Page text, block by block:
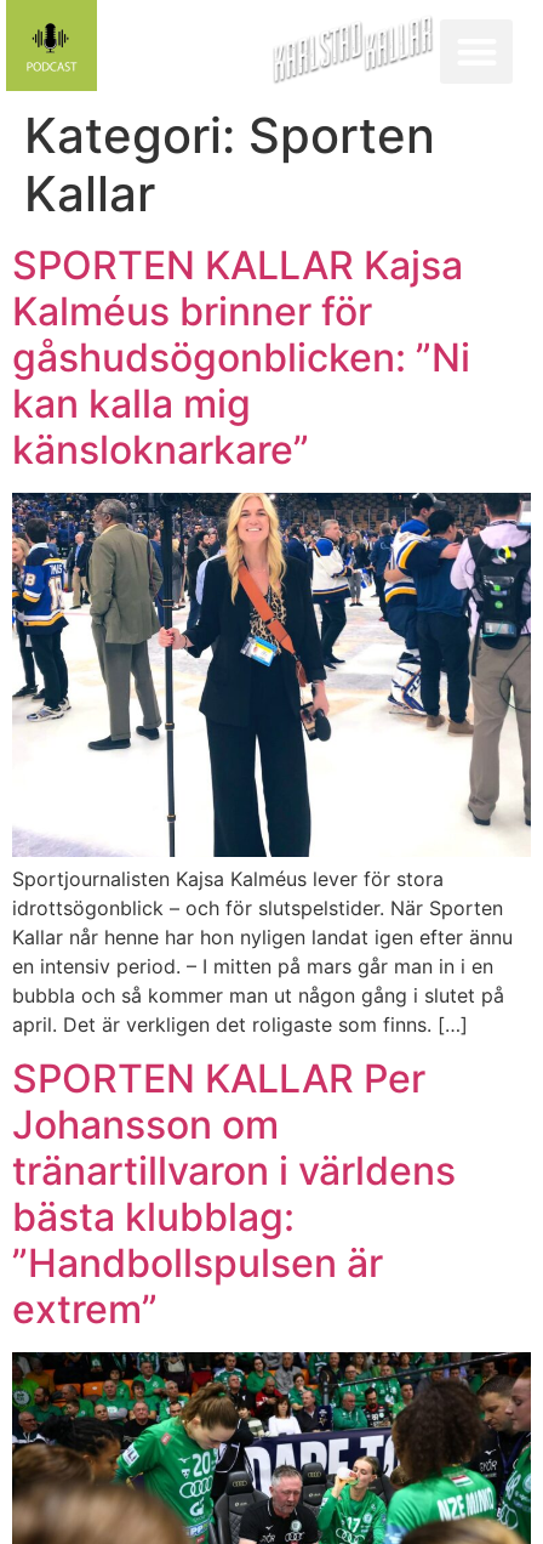
Kategori: Sporten
Kallar
SPORTEN KALLAR Kajsa
Kalméus brinner för
gåshudsögonblicken: ”Ni
kan kalla mig
känsloknarkare”
Sportjournalisten Kajsa Kalméus lever för stora
idrottsögonblick – och för slutspelstider. När Sporten
Kallar når henne har hon nyligen landat igen efter ännu
en intensiv period. – I mitten på mars går man in i en
bubbla och så kommer man ut någon gång i slutet på
april. Det är verkligen det roligaste som finns. […]
SPORTEN KALLAR Per
Johansson om
tränartillvaron i världens
bästa klubblag:
”Handbollspulsen är
extrem”